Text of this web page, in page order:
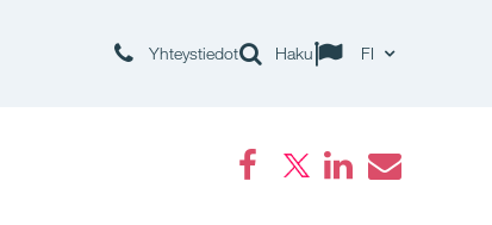
Yhteystiedot Haku FI